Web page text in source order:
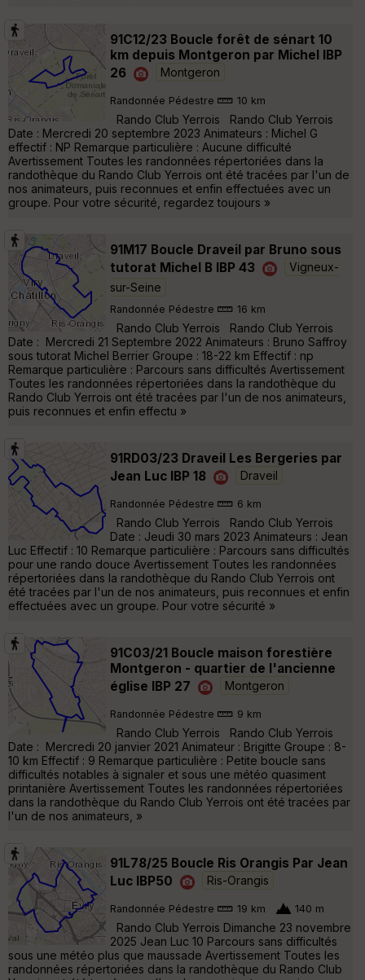
91C12/23 Boucle forêt de sénart 10
km depuis Montgeron par Michel IBP
26
Montgeron
Randonnée Pédestre 10 km
Rando Club Yerrois Rando Club Yerrois
Date : Mercredi 20 septembre 2023 Animateurs : Michel G
effectif : NP Remarque particulière : Aucune difficulté
Avertissement Toutes les randonnées répertoriées dans la
randothèque du Rando Club Yerrois ont été tracées par l'un de
nos animateurs, puis reconnues et enfin effectuées avec un
groupe. Pour votre sécurité, regardez toujours »
91M17 Boucle Draveil par Bruno sous
tutorat Michel B IBP 43
Vigneux-
sur-Seine
Randonnée Pédestre 16 km
Rando Club Yerrois Rando Club Yerrois
Date : Mercredi 21 Septembre 2022 Animateurs : Bruno Saffroy
sous tutorat Michel Berrier Groupe : 18-22 km Effectif : np
Remarque particulière : Parcours sans difficultés Avertissement
Toutes les randonnées répertoriées dans la randothèque du
Rando Club Yerrois ont été tracées par l'un de nos animateurs,
puis reconnues et enfin effectu »
91RD03/23 Draveil Les Bergeries par
Jean Luc IBP 18
Draveil
Randonnée Pédestre 6 km
Rando Club Yerrois Rando Club Yerrois
Date : Jeudi 30 mars 2023 Animateurs : Jean
Luc Effectif : 10 Remarque particulière : Parcours sans difficultés
pour une rando douce Avertissement Toutes les randonnées
répertoriées dans la randothèque du Rando Club Yerrois ont
été tracées par l'un de nos animateurs, puis reconnues et enfin
effectuées avec un groupe. Pour votre sécurité »
91C03/21 Boucle maison forestière
Montgeron - quartier de l'ancienne
église IBP 27
Montgeron
Randonnée Pédestre 9 km
Rando Club Yerrois Rando Club Yerrois
Date : Mercredi 20 janvier 2021 Animateur : Brigitte Groupe : 8-
10 km Effectif : 9 Remarque particulière : Petite boucle sans
difficultés notables à signaler et sous une météo quasiment
printanière Avertissement Toutes les randonnées répertoriées
dans la randothèque du Rando Club Yerrois ont été tracées par
l'un de nos animateurs, »
91L78/25 Boucle Ris Orangis Par Jean
Luc IBP50
Ris-Orangis
Randonnée Pédestre 19 km 140 m
Rando Club Yerrois Dimanche 23 novembre
2025 Jean Luc 10 Parcours sans difficultés
sous une météo plus que maussade Avertissement Toutes les
randonnées répertoriées dans la randothèque du Rando Club